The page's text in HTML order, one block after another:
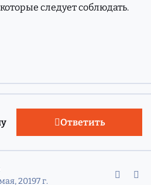
следует соблюдать.
Ответить
20197 г.